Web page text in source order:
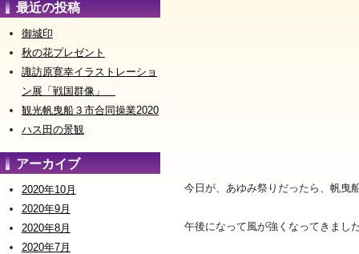
最近の投稿
御城印
秋の花プレゼント
諏訪原寛幸イラストレーショ
ン展「戦国群像」
観光帆曳船３市合同操業2020
ハス田の景観
アーカイブ
2020年10月
2020年9月
2020年8月
2020年7月
今日が、あゆみ祭りだったら、帆曳
午後になって風が強くなってきま